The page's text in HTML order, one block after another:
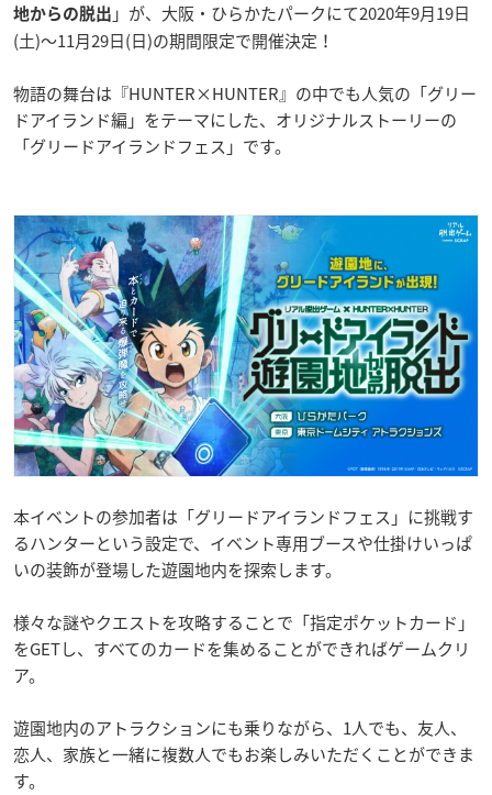
地からの脱出 」が、大阪・ひらかたパークにて2020年9月19日
(土)～11月29日(日)の期間限定で開催決定！
物語の舞台は『HUNTER×HUNTER』の中でも人気の「グリー
ドアイランド編」をテーマにした、オリジナルストーリーの
「グリードアイランドフェス」です。
本イベントの参加者は「グリードアイランドフェス」に挑戦す
るハンターという設定で、イベント専用ブースや仕掛けいっぱ
いの装飾が登場した遊園地内を探索します。
様々な謎やクエストを攻略することで「指定ポケットカード」
をGETし、すべてのカードを集めることができればゲームクリ
ア。
遊園地内のアトラクションにも乗りながら、1人でも、友人、
恋人、家族と一緒に複数人でもお楽しみいただくことができま
す。